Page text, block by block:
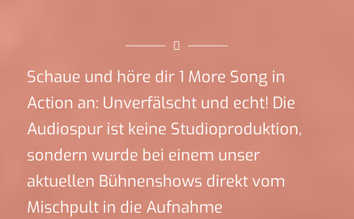
Schaue und höre dir 1 More Song in
Action an: Unverfälscht und echt! Die
Audiospur ist keine Studioproduktion,
sondern wurde bei einem unser
aktuellen Bühnenshows direkt vom
Mischpult in die Aufnahme